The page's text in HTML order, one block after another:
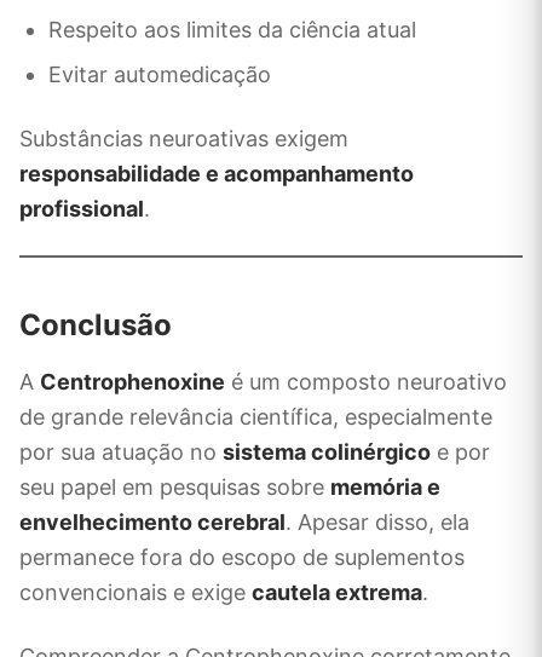
Respeito aos limites da ciência atual
Evitar automedicação
Substâncias neuroativas exigem
responsabilidade e acompanhamento
profissional.
Conclusão
A Centrophenoxine é um composto neuroativo
de grande relevância científica, especialmente
por sua atuação no sistema colinérgico e por
seu papel em pesquisas sobre memória e
envelhecimento cerebral. Apesar disso, ela
permanece fora do escopo de suplementos
convencionais e exige cautela extrema.